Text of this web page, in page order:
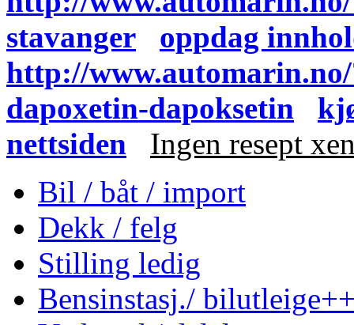
stavanger
oppdag
http://
dapoxetin-dapoksetin
nettsiden
Ingen resept
Bil / båt / import
Dekk / felg
Stilling ledig
Bensinstasj./